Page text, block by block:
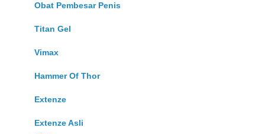
Obat Pembesar Penis
Titan Gel
Vimax
Hammer Of Thor
Extenze
Extenze Asli